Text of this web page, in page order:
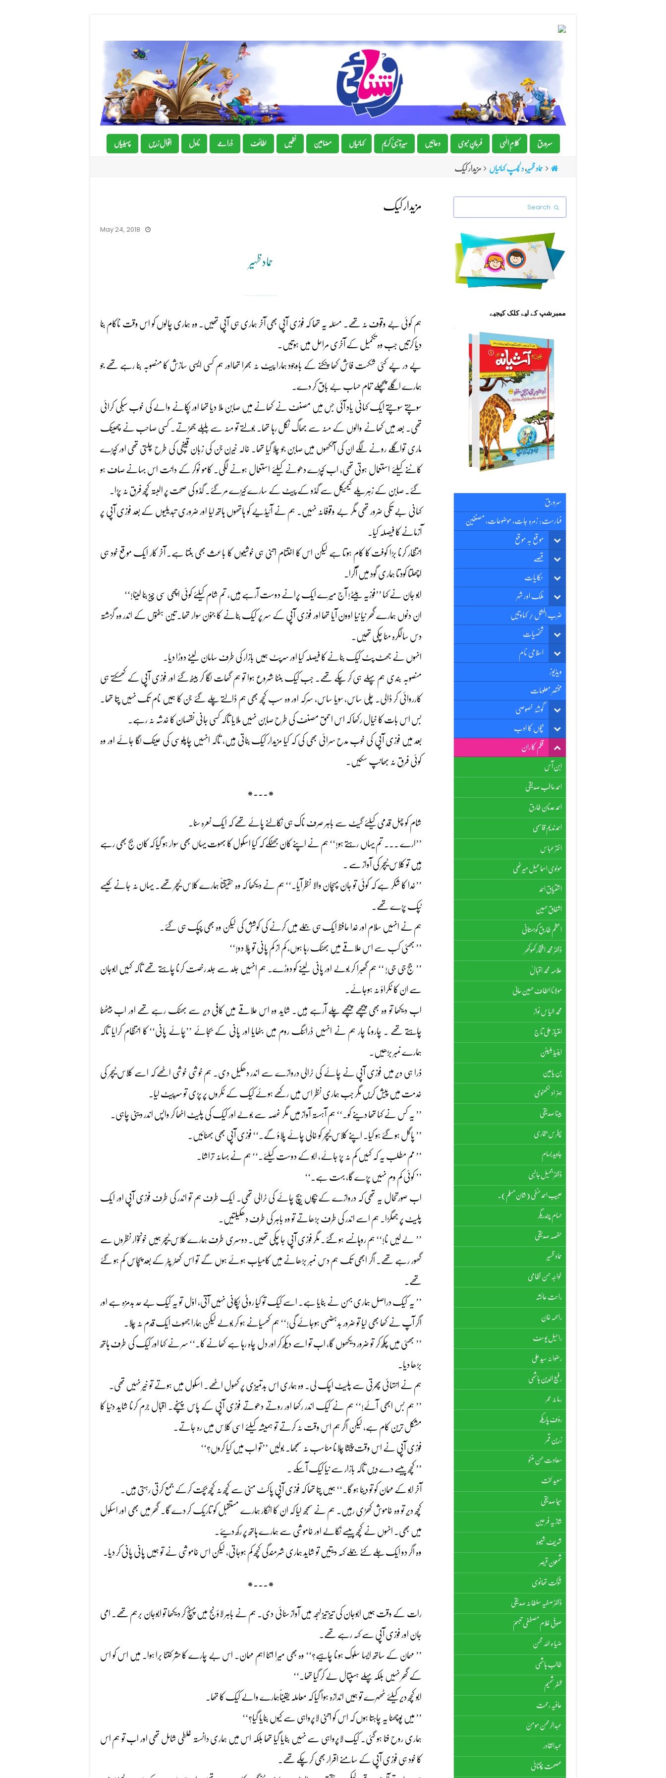
سرورق کلامِ الٰہی فرمانِِ نبوی دعائیں سیرۃ نبیٔ کریم کہانیاں مضامین نظمیں لطائف ڈرامے ناول اقوال زریں پہیلیاں
حماد ظہیر, دلچسپ کہانیاں مزیدار کیک
مزیدار کیک
May 24, 2018
حماد ظہیر
ہم کوئی بے وقوف نہ تھے۔ مسئلہ یہ تھا کہ فوزی آپی بھی آخر ہماری ہی آپی تھیں۔ وہ ہماری چالوں کو اس وقت ناکام بنا
دیا کرتیں جب وہ تکمیل کے آخری مراحل میں ہوتیں۔
پے در پے کئی شکست فاش کھا چکنے کے باوجود ہمارا پیٹ نہ بھرا تھااور ہم کسی ایسی سازش کا منصوبہ بنا رہے تھے جو
ہمارے اگلے پچھلے تمام حساب بے باق کر دے۔
سوچتے سوچتے ایک کہانی یاد آئی جس میں مصنف نے کھانے میں صابن ملا دیا تھا اور پکانے والے کی خوب سبکی کرائی
تھی۔ بعد میں کھانے والوں کے منہ سے جھاگ نکل رہا تھا۔ بولتے تو منہ سے بلبلے جھڑتے۔ کسی صاحب نے چھینک
ماری تواگلے رونے لگے ان کی آنکھوں میں صابن جو چلا گیا تھا۔ خالہ خیرن جن کی زبان قینچی کی طرح چلتی تھی اور کپڑے
کاٹنے کیلئے استعمال ہوتی تھی، اب کپڑے دھونے کیلئے استعمال ہونے لگی۔ کامو نوکر کے دانت اس بہانے صاف ہو
گئے۔ صابن کے زہریلے کیمیکل سے گڈو کے پیٹ کے سارے کیڑے مر گئے۔ گڈو کی صحت پر البتہ کچھ فرق نہ پڑا۔
کہانی بے تکی ضرور تھی مگر بے وقوفانہ نہیں۔ ہم نے آئیڈیے کو ہاتھوں ہاتھ لیا اور ضروری تبدیلیوں کے بعد فوزی آپی پر
آزمانے کا فیصلہ کیا۔
انتظار کرنا بڑا کوفت کا کام ہوتا ہے لیکن اس کا اختتام اتنی ہی خوشیوں کا باعث بھی بنتا ہے۔ آخر کار ایک موقع خود ہی
اچھلتا کودتا ہماری گود میں آگرا۔
ابو جان نے کہا ’’فوزیہ بیٹے! آج میرے ایک پرانے دوست آرہے ہیں، تم شام کیلئے کوئی اچھی سی چیز بنا لینا!‘‘
ان دنوں ہمارے گھر نیا نیا اوون آیا تھا اور فوزی آپی کے سر پر کیک بنانے کا جنون سوار تھا۔ تین ہفتوں کے اندر وہ گزشتہ
دس سالگرہ منا چکی تھیں۔
انہوں نے جھٹ پٹ کیک بنانے کا فیصلہ کیا اور سرپٹ ہمیں بازار کی طرف سامان لینے دوڑا دیا۔
منصوبہ بندی ہم پہلے ہی کر چکے تھے۔ جب کیک بننا شروع ہوا تو ہم گھات لگا کر بیٹھ گئے اور فوزی آپی کے کھسکتے ہی
کارروائی کر ڈالی۔ چلی ساس، سویا ساس، سرکہ اور وہ سب کچھ بھی ہم ڈالتے چلے گئے جن کا ہمیں نام تک نہیں پتا تھا۔
بس اس بات کا خیال رکھا کہ اس احمق مصنف کی طرح صابن نہیں ملایا تاکہ کسی جانی نقصان کا خدشہ نہ رہے۔
بعد میں فوزی آپی کی خوب مدح سرائی بھی کی کہ کیا مزیدار کیک بناتی ہیں، تاکہ انہیں چاپلوسی کی عینک لگا جائے اور وہ
کوئی فرق نہ بھانپ سکیں۔
*۔۔۔*
شام کو چہل قدمی کیلئے گیٹ سے باہر صرف ناک ہی نکالنے پائے تھے کہ ایک نعرہ سنا۔
’’ارے ۔۔۔ تم یہاں رہتے ہو!‘‘ ہم نے اپنے کان جھٹکے کہ کیا اسکول کا بھوت یہاں بھی سوار ہو گیا کہ کان بج بھی رہے
ہیں تو کلاس ٹیچر کی آواز سے ۔
’’خدا کا شکر ہے کہ کوئی تو جان پہچان والا نظر آیا۔‘‘ ہم نے دیکھا کہ وہ حقیقتاً ہمارے کلاس ٹیچر تھے۔ یہاں نہ جانے کیسے
ٹپک پڑے تھے۔
ہم نے انہیں سلام اور خدا حافظ ایک ہی جملے میں کرنے کی کوشش کی لیکن وہ بھی چپک ہی گئے۔
’’ بھئی کب سے اس علاقے میں بھٹک رہا ہوں، کم از کم پانی تو پلا دو!‘‘
’’ جج جی جی! ‘‘ ہم گھبرا کر بولے اور پانی لینے کو دوڑے۔ ہم انہیں جلد سے جلد رخصت کرنا چاہتے تھے تاکہ کہیں ابوجان
سے ان کا ٹکراؤ نہ ہوجائے۔
اب دیکھا تو وہ بھی پیچھے پیچھے چلے آرہے ہیں۔ شاید وہ اس علاقے میں کافی دیر سے بھٹک رہے تھے اور اب بیٹھنا
چاہتے تھے ۔ چارونا چار ہم نے انہیں ڈرائنگ روم میں بٹھایا اور پانی کے بجائے ’’چائے پانی‘‘ کا انتظام کرایا تاکہ
ہمارے نمبر بڑھیں۔
ذرا ہی دیر میں فوزی آپی نے چائے کی ٹرالی دروازے سے اندر دھکیل دی۔ ہم خوشی خوشی اٹھے کہ اسے کلاس ٹیچر کی
خدمت میں پیش کریں مگر جب ہماری نظر اس میں رکھے ہوئے کیک کے ٹکروں پر پڑی تو سرپیٹ لیا۔
’’ یہ کس نے کہا تھا دینے کو۔‘‘ ہم آہستہ آواز میں مگر غصہ سے بولے اور کیک کی پلیٹ اٹھا کر واپس اندر دینی چاہی۔
’’ پاگل ہو گئے ہو کیا۔ اپنے کلاس ٹیچر کو خالی چائے پلاؤ گے۔‘‘ فوزی آپی بھی بھنائیں۔
’’ مم مطلب یہ کہ کہیں کم نہ پڑ جائے، ابو کے دوست کیلئے۔‘‘ ہم نے بہانہ تراشا۔
’’ کوئی کم وم نہیں پڑے گا، بہت ہے۔‘‘
اب صورتحال یہ تھی کہ دروازے کے بیچوں بیچ چائے کی ٹرالی تھی۔ ایک طرف ہم تو اندر کی طرف فوزی آپی اور ایک
پلیٹ پر جھگڑا۔ ہم اسے اندر کی طرف بڑھاتے تو وہ باہر کی طرف دھکیلتیں۔
’’ لے لیں نا!‘‘ ہم روہانسے ہو گئے۔ مگر فوزی آپی جا چکی تھیں۔ دوسری طرف ہمارے کلاس ٹیچر ہمیں خونخوار نظروں سے
گھور رہے تھے۔ اگر ابھی تک ہم دس نمبر بڑھانے میں کامیاب ہوئے ہوں گے تو اس کھٹر پٹر کے بعد پچاس کم ہو گئے
تھے۔
’’ یہ کیک دراصل ہماری بہن نے بنایا ہے۔ اسے کیک تو کیا روٹی پکانی نہیں آتی، اوّل تو یہ کیک بے حد بدمزہ ہے اور
اگر آپ نے کھا بھی لیا تو ضرور بدہضمی ہوجائے گی!‘‘ ہم کھسیانے ہو کر بولے لیکن ہمارا جھوٹ ایک قدم نہ چلا۔
’’ بھئی میں چکھ کر تو ضرور دیکھوں گا، اب تو اسے دیکھ کر اور دل چاہ رہا ہے کھانے کا۔‘‘ سر نے کہا اور کیک کی طرف ہاتھ
بڑھا دیا۔
ہم نے انتہائی پھرتی سے پلیٹ اچک لی۔ وہ ہماری اس بدتمیزی پر کھول اٹھے۔ اسکول میں ہوتے تو خیر نہیں تھی۔
’’ ہم بس ابھی آئے!‘‘ ہم نے کیک اندر رکھا اور روتے دھوتے فوزی آپی کے پاس پہنچے۔ اقبال جرم کرنا شاید دنیا کا
مشکل ترین کام ہے، لیکن اگر ہم اس وقت نہ کرتے تو ہمیشہ کیلئے اسی کلاس میں رہ جاتے۔
فوزی آپی نے اس وقت چیخنا چلانا مناسب نہ سمجھا۔ بولیں ’’تو اب میں کیا کروں؟‘‘
’’ کچھ پیسے دے دیں تاکہ بازار سے نیا کیک آسکے ۔
آخر ابو کے مہمان کو تو دینا ہو گا۔‘‘ ہمیں پتا تھا کہ فوزی آپی پاکٹ منی سے کچھ نہ کچھ بچت کرکے جمع کرتی رہتی ہیں۔
کچھ دیر تو وہ خاموش کھڑی رہیں۔ ہم نے سمجھ لیا کہ ان کا انکار ہمارے مستقبل کو تاریک کر دے گا۔ گھر میں بھی اور اسکول
میں بھی۔ انہوں نے کچھ پیسے نکالے اور خاموشی سے ہمارے ہاتھ پر رکھ دیئے۔
وہ اگر دو ایک جلے کٹے جملے کہہ دیتیں تو شاید ہماری شرمندگی کچھ کم ہوجاتی، لیکن اس خاموشی نے تو ہمیں پانی پانی کر دیا۔
*۔۔۔*
رات کے وقت ہمیں ابوجان کی تیز تیز لہجہ میں آواز سنائی دی۔ ہم نے باہر لاؤنج میں پہنچ کر دیکھا تو ابوجان برہم تھے۔ امی
جان اور فوزی آپی سے کہہ رہے تھے۔
’’ مہمان کے ساتھ ایسا سلوک ہونا چاہیے؟‘‘ وہ بھی میرا اتنا اہم مہمان۔ اس بے چارے کا حشر کتنا برا ہوا۔ میں اس کو اس
کے گھر نہیں بلکہ پہلے ہسپتال لے کر گیا تھا۔‘‘
ابو کچھ دیر کیلئے ٹھہرے تو ہمیں اندازہ ہوا گیا کہ معاملہ یقیناًہمارے والے کیک کا تھا۔
’’ میں پوچھنا یہ چاہتا ہوں کہ اس کو اتنی لاپرواہی سے کیوں بنایا گیا؟‘‘
ہماری روح فنا ہو گئی۔ کیک لاپرواہی سے نہیں بنایا گیا تھا بلکہ اس میں ہماری دانستہ غلطی شامل تھی اور اب تو ہم اس
کا خود ہی فوزی آپی کے سامنے اقرار بھی کر چکے تھے۔
Search
ممبرشپ کے لیے کلک کیجیے
سرورق
فہارست: زمرہ جات، موضوعات، مصنفین
موقع بہ موقع
قصّے
حکایات
ملک اور شہر
ضرب المثل / کہاوتیں
شخصیات
اسلامی نام
ویڈیوز
مختصر معلومات
گوشۂ خصوصی
بچوں کا ادب
قلم کاران
ابن آس
احمد حاطب صدیقی
احمد عدنان طارق
احمد ندیم قاسمی
اختر عباس
مولوی اسماعیل میرٹھی
اشتیاق احمد
اشفاق حسین
اعظم طارق کوہستانی
ڈاکٹر محمد افتخار کھوکھر
علامہ محمد اقبالؒ
مولانا الطاف حسین حالیؔ
محمد الیاس نواز
امتیاز علی تاج
اینیڈ بلیٹن
بن یامین
بہزاد لکھنوی
بینا صدیقی
پطرس بخاری
جاوید بسام
ڈاکٹر جمیل جالبی
حبیب احمد حنفی (شان مسلم)۔
حسام چندریگر
حفصہ صدیقی
حماد ظہیر
خواجہ حسن نظامی
راحت عائشہ
راحمہ خان
راحیل یوسف
رضوانہ سیّد علی
رفیع الدین ہاشمی
رمانہ عمر
رؤف پاریکھ
زرین قمر
سعادت حسن منٹو
سعید لخت
سیما صدیقی
شازیہ فرحین
شریف شیوہؔ
شمعون قیصر
شوکت تھانوی
ڈاکٹر صفیہ سلطانہ صدیقی
صوفی غلام مصطفیٰ تبسمؔ
ضیاء اللہ محسن
طالب ہاشمی
ظفر شمیم
عافیہ رحمت
عبدالرحمٰن مومنؔ
عبدالقادر
عصمت چغتائی